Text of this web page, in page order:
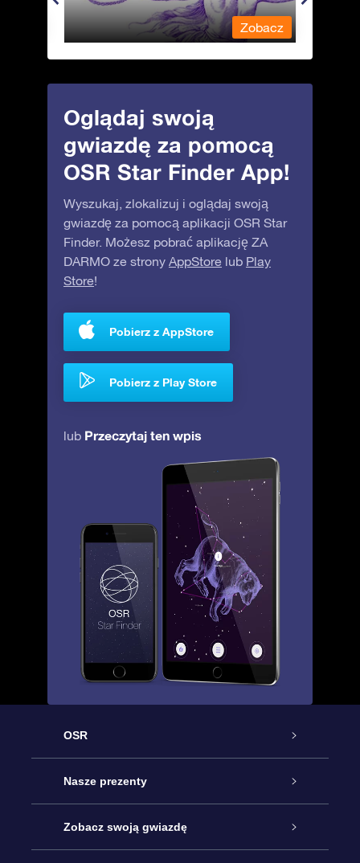
Zobacz
Oglądaj swoją
gwiazdę za pomocą
OSR Star Finder App!
Wyszukaj, zlokalizuj i oglądaj swoją
gwiazdę za pomocą aplikacji OSR Star
Finder. Możesz pobrać aplikację ZA
DARMO ze strony AppStore lub Play
Store!
Pobierz z AppStore
Pobierz z Play Store
lub Przeczytaj ten wpis
OSR
Obsługa
Kontakt
Nasze prezenty
Podarunek Gwiazda Online
Zobacz swoją gwiazdę